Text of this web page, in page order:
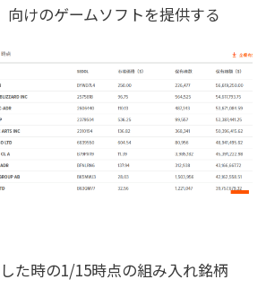
向けのゲームソフトを提供する
た時の1/15時点の組み入れ銘柄